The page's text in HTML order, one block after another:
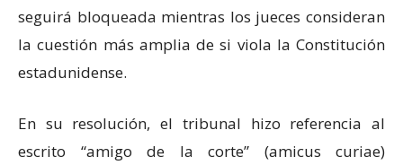
seguirá bloqueada mientras los jueces consideran
la cuestión más amplia de si viola la Constitución
estadunidense.
En su resolución, el tribunal hizo referencia al
escrito “amigo de la corte” (amicus curiae)